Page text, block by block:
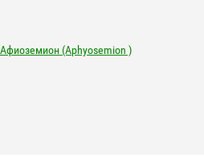
(Aphyosemion )